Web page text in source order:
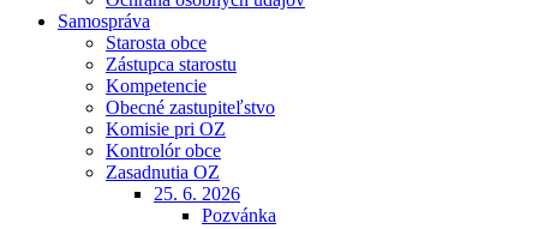
Samospráva
Starosta obce
Zástupca starostu
Kompetencie
Obecné zastupiteľstvo
Komisie pri OZ
Kontrolór obce
Zasadnutia OZ
25. 6. 2026
Pozvánka